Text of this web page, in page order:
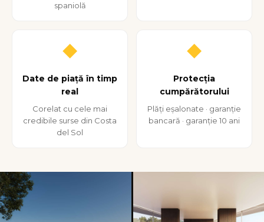
spaniolă
◆
Date de piață în timp
real
Corelat cu cele mai
credibile surse din Costa
del Sol
◆
Protecția
cumpărătorului
Plăți eșalonate · garanție
bancară · garanție 10 ani